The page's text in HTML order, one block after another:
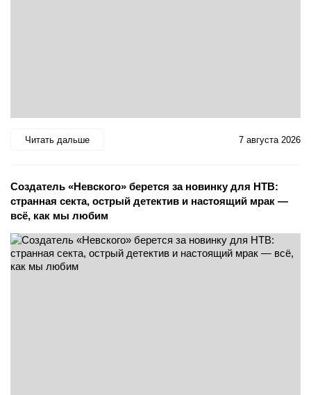
Читать дальше 7 августа 2026
Создатель «Невского» берется за новинку для НТВ:
странная секта, острый детектив и настоящий мрак —
всё, как мы любим